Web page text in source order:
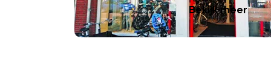
Bekijk meer